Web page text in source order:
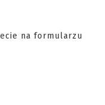
na formularzu